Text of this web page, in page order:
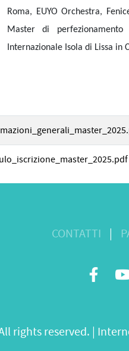
Roma, EUYO Orchestra,
Master di perfezionamento
Internazionale Isola di Lissa in
CONTATTI |
rights reserved. |